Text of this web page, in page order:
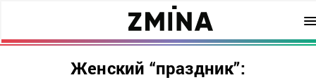
Женский “праздник”: